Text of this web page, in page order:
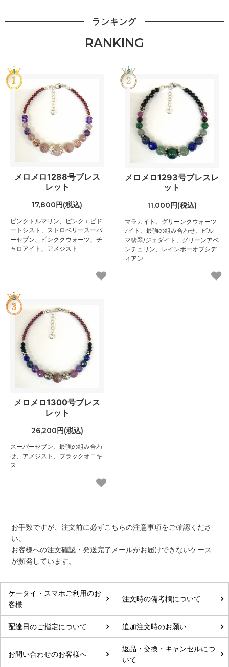
ランキング
RANKING
1
メロメロ1288号ブレス
レット
17,800円(税込)
ピンクトルマリン、ピンクエピド
ートシスト、ストロベリースーパ
ーセブン、ピンククウォーツ、チ
ャロアイト、アメジスト
2
メロメロ1293号ブレスレ
ット
11,000円(税込)
マラカイト、グリーンクウォーツ
ｱイト、最強の組み合わせ、ビル
マ翡翠/ジェダイト、グリーンアベ
ンチュリン、レインボーオブシデ
ィアン
3
メロメロ1300号ブレス
レット
26,200円(税込)
スーパーセブン、最強の組み合わ
せ、アメジスト、ブラックオニキ
ス
お手数ですが、注文前に必ずこちらの注意事項をご確認くださ
い。
お客様への注文確認・発送完了メールがお届けできないケース
が頻発しています。
ケータイ・スマホご利用のお
客様
注文時の備考欄について
配達日のご指定について 追加注文時のお願い
お問い合わせのお客様へ
返品・交換・キャンセルにつ
いて